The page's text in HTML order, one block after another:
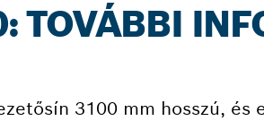
TOVÁBBI
3100 mm hosszú,